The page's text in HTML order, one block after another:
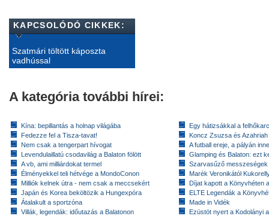
KAPCSOLÓDÓ CIKKEK:
Szatmári töltött káposzta
vadhússal
A kategória további hírei:
Kína: bepillantás a holnap világába
Fedezze fel a Tisza-tavat!
Nem csak a tengerpart hívogat
Levendulaillatú csodavilág a Balaton fölött
A vb, ami milliárdokat termel
Élményekkel teli hétvége a MondoConon
Milliók kelnek útra - nem csak a meccsekért
Japán és Korea beköltözik a Hungexpóra
Átalakult a sportzóna
Villák, legendák: időutazás a Balatonon
Egy hátizsákkal a
Koncz Zsuzsa és
A futball ereje, a pályán
Glamping és Balaton: ezt
Szarvasűző messzeségek
Marék Veronikától
Díjat kapott a Könyvhéten
ELTE Legendák a
Made in Vidék
Ezüstöt nyert a Kodolányi